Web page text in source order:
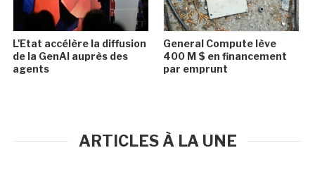
L'Etat accélère la diffusion
de la GenAI auprès des
agents
General Compute lève
400 M $ en financement
par emprunt
ARTICLES À LA UNE